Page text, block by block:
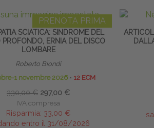
PRENOTA PRIMA
SCIATICA: SINDROME DEL
PROFONDO, ERNIA DEL DISCO
LOMBARE
Roberto Biondi
1 novembre 2026 ∙ 12 ECM
330,00 € 297,00 €
IVA compresa
Risparmia: 33,00 €
entro il 31/08/2026